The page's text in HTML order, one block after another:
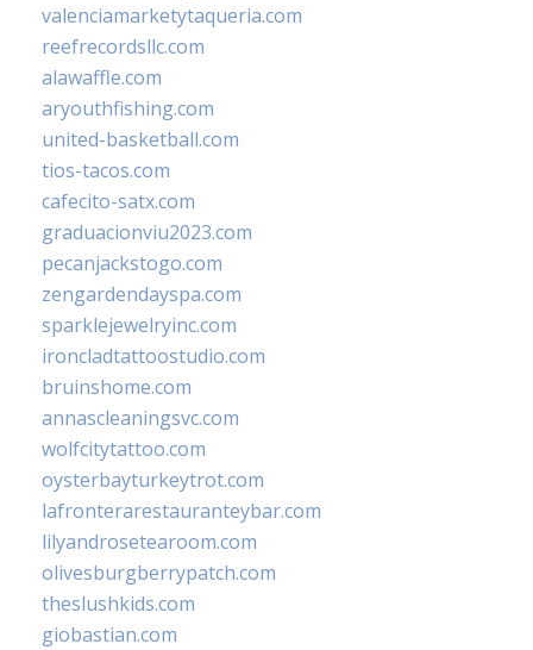
valenciamarketytaqueria.com
reefrecordsllc.com
alawaffle.com
aryouthfishing.com
united-basketball.com
tios-tacos.com
cafecito-satx.com
graduacionviu2023.com
pecanjackstogo.com
zengardendayspa.com
sparklejewelryinc.com
ironcladtattoostudio.com
bruinshome.com
annascleaningsvc.com
wolfcitytattoo.com
oysterbayturkeytrot.com
lafronterarestauranteybar.com
lilyandrosetearoom.com
olivesburgberrypatch.com
theslushkids.com
giobastian.com